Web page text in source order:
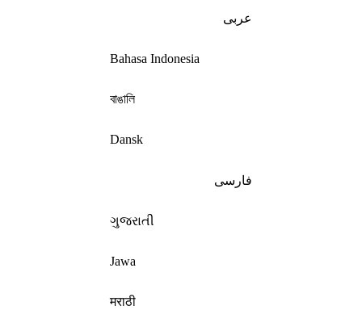
عربى
Bahasa Indonesia
বাঙালি
Dansk
فارسی
ગુજરાતી
Jawa
मराठी